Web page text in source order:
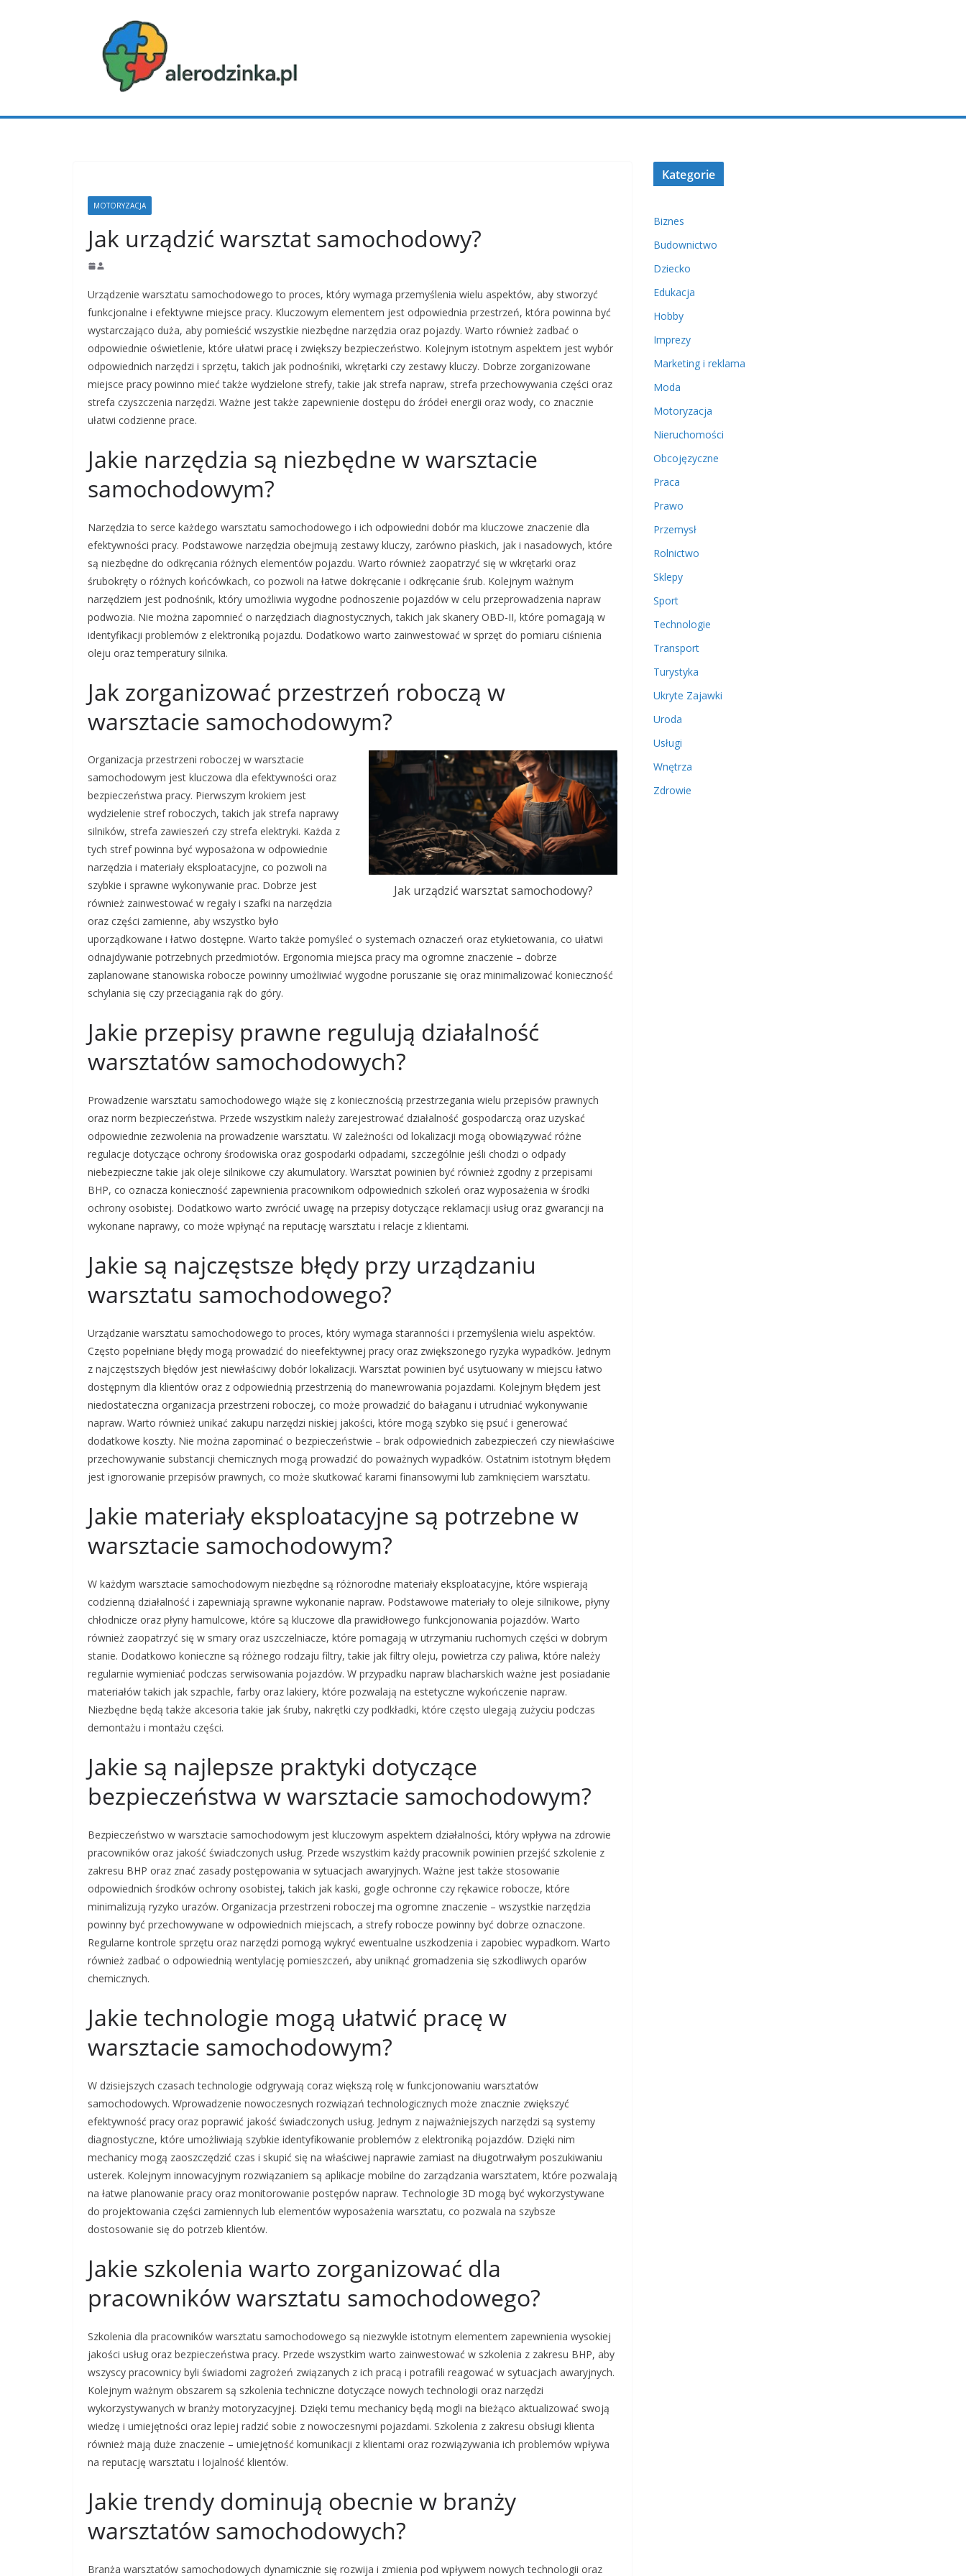
MOTORYZACJA
Jak urządzić warsztat samochodowy?
Urządzenie warsztatu samochodowego to proces, który wymaga przemyślenia wielu aspektów, aby stworzyć
funkcjonalne i efektywne miejsce pracy. Kluczowym elementem jest odpowiednia przestrzeń, która powinna być
wystarczająco duża, aby pomieścić wszystkie niezbędne narzędzia oraz pojazdy. Warto również zadbać o
odpowiednie oświetlenie, które ułatwi pracę i zwiększy bezpieczeństwo. Kolejnym istotnym aspektem jest wybór
odpowiednich narzędzi i sprzętu, takich jak podnośniki, wkrętarki czy zestawy kluczy. Dobrze zorganizowane
miejsce pracy powinno mieć także wydzielone strefy, takie jak strefa napraw, strefa przechowywania części oraz
strefa czyszczenia narzędzi. Ważne jest także zapewnienie dostępu do źródeł energii oraz wody, co znacznie
ułatwi codzienne prace.
Jakie narzędzia są niezbędne w warsztacie
samochodowym?
Narzędzia to serce każdego warsztatu samochodowego i ich odpowiedni dobór ma kluczowe znaczenie dla
efektywności pracy. Podstawowe narzędzia obejmują zestawy kluczy, zarówno płaskich, jak i nasadowych, które
są niezbędne do odkręcania różnych elementów pojazdu. Warto również zaopatrzyć się w wkrętarki oraz
śrubokręty o różnych końcówkach, co pozwoli na łatwe dokręcanie i odkręcanie śrub. Kolejnym ważnym
narzędziem jest podnośnik, który umożliwia wygodne podnoszenie pojazdów w celu przeprowadzenia napraw
podwozia. Nie można zapomnieć o narzędziach diagnostycznych, takich jak skanery OBD-II, które pomagają w
identyfikacji problemów z elektroniką pojazdu. Dodatkowo warto zainwestować w sprzęt do pomiaru ciśnienia
oleju oraz temperatury silnika.
Jak zorganizować przestrzeń roboczą w
warsztacie samochodowym?
Jak urządzić warsztat samochodowy?
Organizacja przestrzeni roboczej w warsztacie
samochodowym jest kluczowa dla efektywności oraz
bezpieczeństwa pracy. Pierwszym krokiem jest
wydzielenie stref roboczych, takich jak strefa naprawy
silników, strefa zawieszeń czy strefa elektryki. Każda z
tych stref powinna być wyposażona w odpowiednie
narzędzia i materiały eksploatacyjne, co pozwoli na
szybkie i sprawne wykonywanie prac. Dobrze jest
również zainwestować w regały i szafki na narzędzia
oraz części zamienne, aby wszystko było
uporządkowane i łatwo dostępne. Warto także pomyśleć o systemach oznaczeń oraz etykietowania, co ułatwi
odnajdywanie potrzebnych przedmiotów. Ergonomia miejsca pracy ma ogromne znaczenie – dobrze
zaplanowane stanowiska robocze powinny umożliwiać wygodne poruszanie się oraz minimalizować konieczność
schylania się czy przeciągania rąk do góry.
Jakie przepisy prawne regulują działalność
warsztatów samochodowych?
Prowadzenie warsztatu samochodowego wiąże się z koniecznością przestrzegania wielu przepisów prawnych
oraz norm bezpieczeństwa. Przede wszystkim należy zarejestrować działalność gospodarczą oraz uzyskać
odpowiednie zezwolenia na prowadzenie warsztatu. W zależności od lokalizacji mogą obowiązywać różne
regulacje dotyczące ochrony środowiska oraz gospodarki odpadami, szczególnie jeśli chodzi o odpady
niebezpieczne takie jak oleje silnikowe czy akumulatory. Warsztat powinien być również zgodny z przepisami
BHP, co oznacza konieczność zapewnienia pracownikom odpowiednich szkoleń oraz wyposażenia w środki
ochrony osobistej. Dodatkowo warto zwrócić uwagę na przepisy dotyczące reklamacji usług oraz gwarancji na
wykonane naprawy, co może wpłynąć na reputację warsztatu i relacje z klientami.
Jakie są najczęstsze błędy przy urządzaniu
warsztatu samochodowego?
Urządzanie warsztatu samochodowego to proces, który wymaga staranności i przemyślenia wielu aspektów.
Często popełniane błędy mogą prowadzić do nieefektywnej pracy oraz zwiększonego ryzyka wypadków. Jednym
z najczęstszych błędów jest niewłaściwy dobór lokalizacji. Warsztat powinien być usytuowany w miejscu łatwo
dostępnym dla klientów oraz z odpowiednią przestrzenią do manewrowania pojazdami. Kolejnym błędem jest
niedostateczna organizacja przestrzeni roboczej, co może prowadzić do bałaganu i utrudniać wykonywanie
napraw. Warto również unikać zakupu narzędzi niskiej jakości, które mogą szybko się psuć i generować
dodatkowe koszty. Nie można zapominać o bezpieczeństwie – brak odpowiednich zabezpieczeń czy niewłaściwe
przechowywanie substancji chemicznych mogą prowadzić do poważnych wypadków. Ostatnim istotnym błędem
jest ignorowanie przepisów prawnych, co może skutkować karami finansowymi lub zamknięciem warsztatu.
Jakie materiały eksploatacyjne są potrzebne w
warsztacie samochodowym?
W każdym warsztacie samochodowym niezbędne są różnorodne materiały eksploatacyjne, które wspierają
codzienną działalność i zapewniają sprawne wykonanie napraw. Podstawowe materiały to oleje silnikowe, płyny
chłodnicze oraz płyny hamulcowe, które są kluczowe dla prawidłowego funkcjonowania pojazdów. Warto
również zaopatrzyć się w smary oraz uszczelniacze, które pomagają w utrzymaniu ruchomych części w dobrym
stanie. Dodatkowo konieczne są różnego rodzaju filtry, takie jak filtry oleju, powietrza czy paliwa, które należy
regularnie wymieniać podczas serwisowania pojazdów. W przypadku napraw blacharskich ważne jest posiadanie
materiałów takich jak szpachle, farby oraz lakiery, które pozwalają na estetyczne wykończenie napraw.
Niezbędne będą także akcesoria takie jak śruby, nakrętki czy podkładki, które często ulegają zużyciu podczas
demontażu i montażu części.
Jakie są najlepsze praktyki dotyczące
bezpieczeństwa w warsztacie samochodowym?
Bezpieczeństwo w warsztacie samochodowym jest kluczowym aspektem działalności, który wpływa na zdrowie
pracowników oraz jakość świadczonych usług. Przede wszystkim każdy pracownik powinien przejść szkolenie z
zakresu BHP oraz znać zasady postępowania w sytuacjach awaryjnych. Ważne jest także stosowanie
odpowiednich środków ochrony osobistej, takich jak kaski, gogle ochronne czy rękawice robocze, które
minimalizują ryzyko urazów. Organizacja przestrzeni roboczej ma ogromne znaczenie – wszystkie narzędzia
powinny być przechowywane w odpowiednich miejscach, a strefy robocze powinny być dobrze oznaczone.
Regularne kontrole sprzętu oraz narzędzi pomogą wykryć ewentualne uszkodzenia i zapobiec wypadkom. Warto
również zadbać o odpowiednią wentylację pomieszczeń, aby uniknąć gromadzenia się szkodliwych oparów
chemicznych.
Jakie technologie mogą ułatwić pracę w
warsztacie samochodowym?
W dzisiejszych czasach technologie odgrywają coraz większą rolę w funkcjonowaniu warsztatów
samochodowych. Wprowadzenie nowoczesnych rozwiązań technologicznych może znacznie zwiększyć
efektywność pracy oraz poprawić jakość świadczonych usług. Jednym z najważniejszych narzędzi są systemy
diagnostyczne, które umożliwiają szybkie identyfikowanie problemów z elektroniką pojazdów. Dzięki nim
mechanicy mogą zaoszczędzić czas i skupić się na właściwej naprawie zamiast na długotrwałym poszukiwaniu
usterek. Kolejnym innowacyjnym rozwiązaniem są aplikacje mobilne do zarządzania warsztatem, które pozwalają
na łatwe planowanie pracy oraz monitorowanie postępów napraw. Technologie 3D mogą być wykorzystywane
do projektowania części zamiennych lub elementów wyposażenia warsztatu, co pozwala na szybsze
dostosowanie się do potrzeb klientów.
Jakie szkolenia warto zorganizować dla
pracowników warsztatu samochodowego?
Szkolenia dla pracowników warsztatu samochodowego są niezwykle istotnym elementem zapewnienia wysokiej
jakości usług oraz bezpieczeństwa pracy. Przede wszystkim warto zainwestować w szkolenia z zakresu BHP, aby
wszyscy pracownicy byli świadomi zagrożeń związanych z ich pracą i potrafili reagować w sytuacjach awaryjnych.
Kolejnym ważnym obszarem są szkolenia techniczne dotyczące nowych technologii oraz narzędzi
wykorzystywanych w branży motoryzacyjnej. Dzięki temu mechanicy będą mogli na bieżąco aktualizować swoją
wiedzę i umiejętności oraz lepiej radzić sobie z nowoczesnymi pojazdami. Szkolenia z zakresu obsługi klienta
również mają duże znaczenie – umiejętność komunikacji z klientami oraz rozwiązywania ich problemów wpływa
na reputację warsztatu i lojalność klientów.
Jakie trendy dominują obecnie w branży
warsztatów samochodowych?
Branża warsztatów samochodowych dynamicznie się rozwija i zmienia pod wpływem nowych technologii oraz
Kategorie
Biznes
Budownictwo
Dziecko
Edukacja
Hobby
Imprezy
Marketing i reklama
Moda
Motoryzacja
Nieruchomości
Obcojęzyczne
Praca
Prawo
Przemysł
Rolnictwo
Sklepy
Sport
Technologie
Transport
Turystyka
Ukryte Zajawki
Uroda
Usługi
Wnętrza
Zdrowie